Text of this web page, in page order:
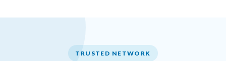
TRUSTED NETWORK